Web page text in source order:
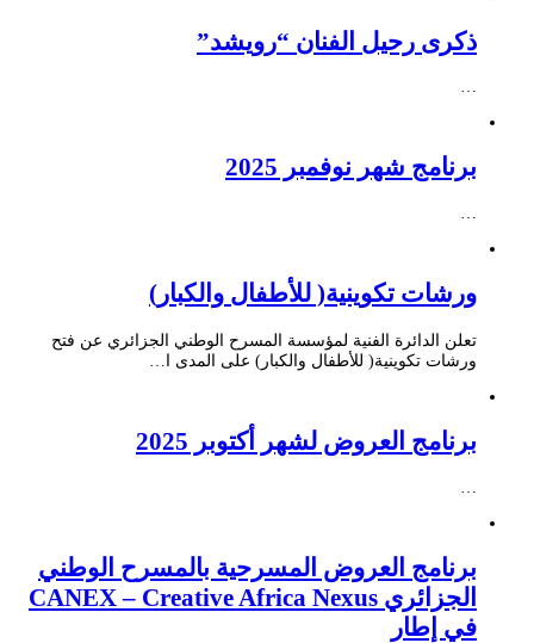
ذكرى رحيل الفنان “رويشد”
…
برنامج شهر نوفمبر 2025
ورشات تكوينية( للأطفال والكبار)
تعلن الدائرة الفنية لمؤسسة المسرح الوطني الجزائري عن فتح
ورشات تكوينية( للأطفال والكبار) على المدى ا…
برنامج العروض لشهر أكتوبر 2025
برنامج العروض المسرحية بالمسرح الوطني
الجزائري CANEX – Creative Africa Nexus
في إطار